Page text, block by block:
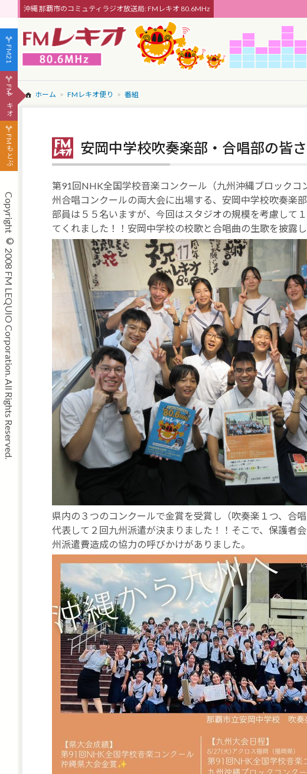
沖縄 那覇市のコミュティラジオ放送局: FMレキオ 80.6MHz
ホーム FMレキオ便り 番組
安岡中学校吹奏楽部・合唱部の皆さ
第91回NHK全国学校音楽コンクール（九州沖縄ブロックコ
州合唱コンクールの両大会に出場する、安岡中学校吹奏楽
部員は５５名いますが、今回はスタジオの規模を考慮して
てくれました！！安岡中学校の校歌と合唱曲の生歌を披露
県内の３つのコンクールで金賞を受賞し（吹奏楽１つ、合
代表して２回九州派遣が決まりました！！そこで、保護者
州派遣費造成の協力の呼びかけがありました。
FM21
FMレキオ
FMもとぶ
Copyright © 2008 FM LEQUIO Corporation. All Rights Reserved.